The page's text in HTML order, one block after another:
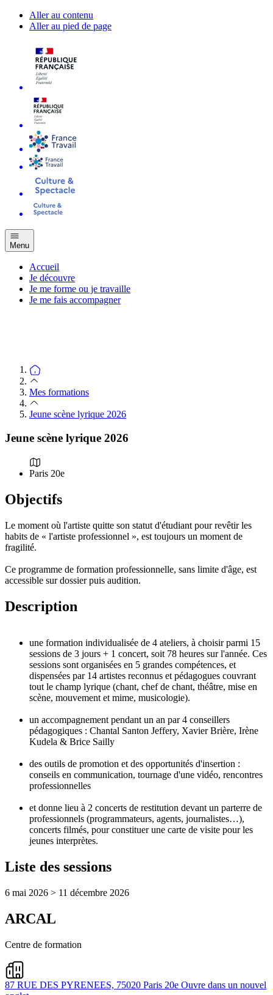
Aller au contenu
Aller au pied de page
Menu
Accueil
Je découvre
Je me forme ou je travaille
Je me fais accompagner
Mes formations
Jeune scène lyrique 2026
Jeune scène lyrique 2026
Paris 20e
Objectifs
Le moment où l'artiste quitte son statut d'étudiant pour revêtir les
habits de « l'artiste professionnel », est toujours un moment de
fragilité.
Ce programme de formation professionnelle, sans limite d'âge, est
accessible sur dossier puis audition.
Description
une formation individualisée de 4 ateliers, à choisir parmi 15
sessions de 3 jours + 1 concert, soit 78 heures sur l'année. Ces
sessions sont organisées en 5 grandes compétences, et
dispensées par 14 artistes reconnus et pédagogues couvrant
tout le champ lyrique (chant, chef de chant, théâtre, mise en
scène, mouvement et mime, musicologie).
un accompagnement pendant un an par 4 conseillers
pédagogiques : Chantal Santon Jeffery, Xavier Brière, Irène
Kudela & Brice Sailly
des outils de promotion et des opportunités d'insertion :
conseils en communication, tournage d'une vidéo, rencontres
professionnelles
et donne lieu à 2 concerts de restitution devant un parterre de
professionnels (programmateurs, agents, journalistes…),
concerts filmés, pour constituer une carte de visite pour les
jeunes interprètes.
Liste des sessions
6 mai 2026 > 11 décembre 2026
ARCAL
Centre de formation
87 RUE DES PYRENEES, 75020 Paris 20e Ouvre dans un nouvel